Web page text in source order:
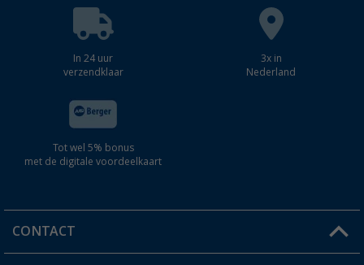
In 24 uur
verzendklaar
3x in
Nederland
Tot wel 5% bonus
met de digitale voordeelkaart
CONTACT